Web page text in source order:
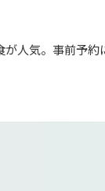
人気。事前予約